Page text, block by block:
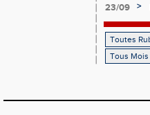
23/09
>